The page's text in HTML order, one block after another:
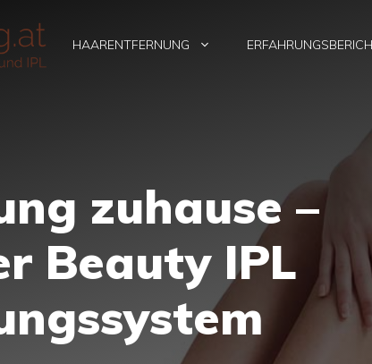
HAARENTFERNUNG
zuhause –
Beauty IPL